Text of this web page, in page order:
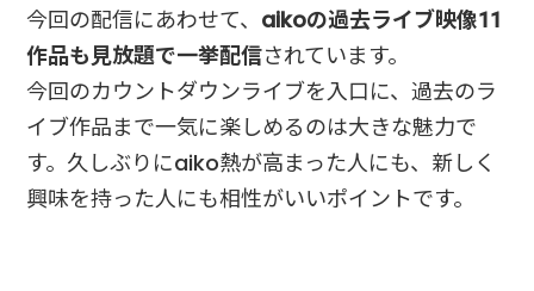
今回の配信にあわせて、 aikoの過去ライブ映像11
作品も見放題で一挙配信されています。
今回のカウントダウンライブを入口に、過去のラ
イブ作品まで一気に楽しめるのは大きな魅力で
す。久しぶりにaiko熱が高まった人にも、新しく
興味を持った人にも相性がいいポイントです。